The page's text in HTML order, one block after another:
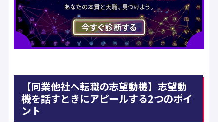
【同業他社へ転職の志望動機】志望動
機を話すときにアピールする2つのポイ
ント